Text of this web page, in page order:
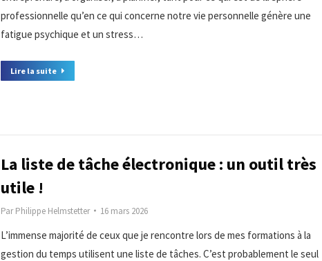
professionnelle qu’en ce qui concerne notre vie personnelle génère une
fatigue psychique et un stress…
Lire la suite
La liste de tâche électronique : un outil très
utile !
ParPhilippe Helmstetter 16 mars 2026
L’immense majorité de ceux que je rencontre lors de mes formations à la
gestion du temps utilisent une liste de tâches. C’est probablement le seul